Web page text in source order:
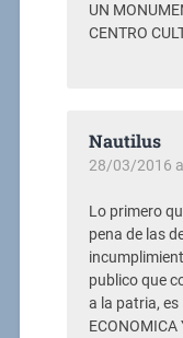
UN
CENTRO
Nautilus
28/03/2016
Lo primero
pena de las
publico que
a la patria, es